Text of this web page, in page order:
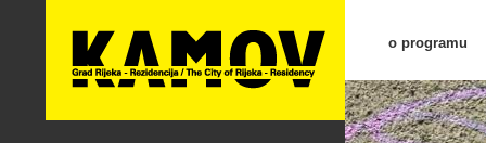
o programu